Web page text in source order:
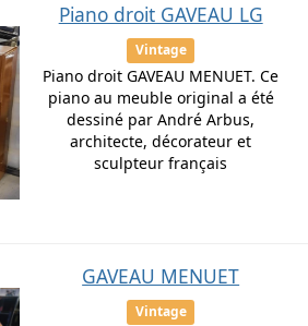
Piano droit GAVEAU LG
Vintage
Piano droit GAVEAU MENUET. Ce
piano au meuble original a été
dessiné par André Arbus,
architecte, décorateur et
sculpteur français
GAVEAU MENUET
Vintage